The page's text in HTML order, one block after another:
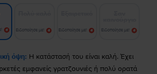
Ειδοποίησε με! Ειδοποίησε με! Ειδοποίησε με!
όψη: Η κατάστασή του είναι καλή. Έχει
εμφανείς γρατζουνιές ή πολύ ορατά